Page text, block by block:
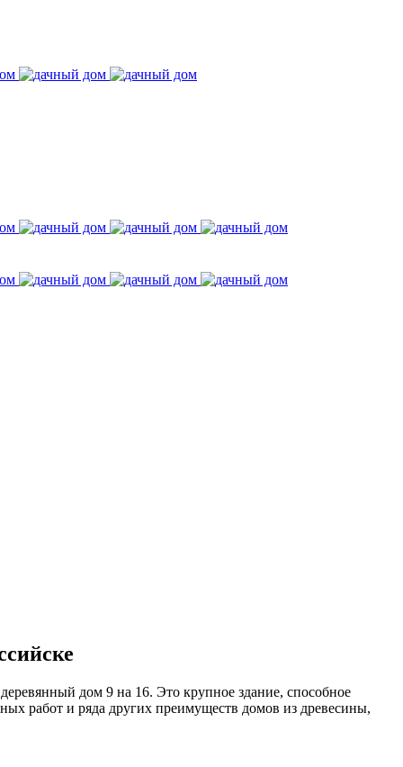
дом 9 на 16. Это крупное здание, способное
работ и ряда других преимуществ домов из древесины,